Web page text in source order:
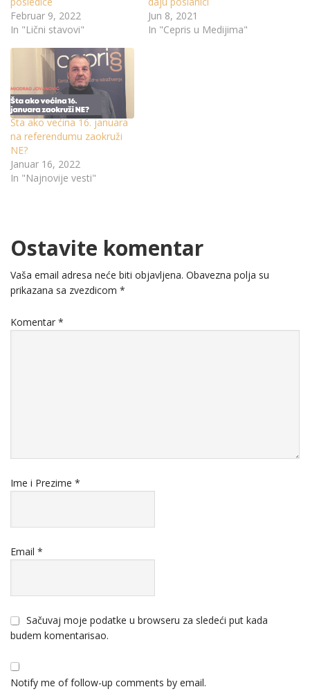
Februar 9, 2022
In "Lični stavovi"
Jun 8, 2021
In "Cepris u Medijima"
Šta ako većina 16. januara
na referendumu zaokruži
NE?
Januar 16, 2022
In "Najnovije vesti"
Ostavite komentar
Vaša email adresa neće biti objavljena. Obavezna polja su
prikazana sa zvezdicom *
Komentar *
Ime i Prezime *
Email *
Sačuvaj moje podatke u browseru za sledeći put kada
budem komentarisao.
Notify me of follow-up comments by email.